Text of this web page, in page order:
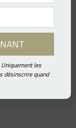
les
désinscrire quand